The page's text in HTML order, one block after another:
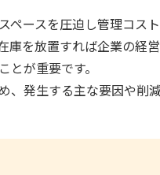
ペースを圧迫し管理コス
庫を放置すれば企業の経
が重要です。
発生する主な要因や削